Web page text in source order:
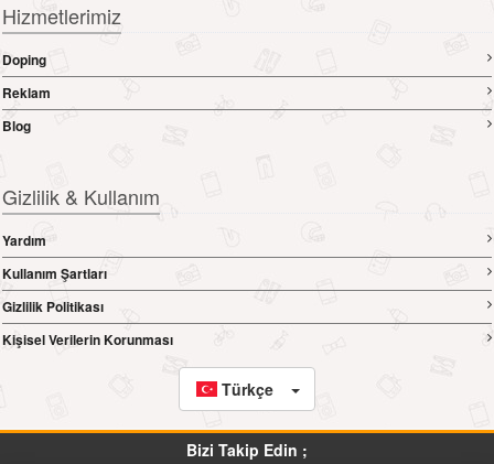
Hizmetlerimiz
Doping
Reklam
Blog
Gizlilik & Kullanım
Yardım
Kullanım Şartları
Gizlilik Politikası
Kişisel Verilerin Korunması
Türkçe
Bizi Takip Edin ;